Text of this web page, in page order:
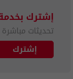
إشترك
تحديثات
إشترك